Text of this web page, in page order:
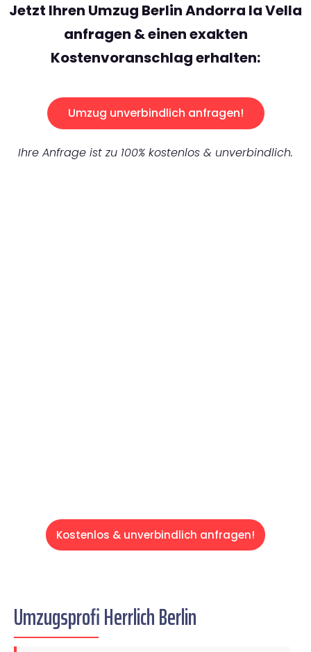
Jetzt Ihren Umzug Berlin Andorra la Vella
anfragen & einen exakten
Kostenvoranschlag erhalten:
Umzug unverbindlich anfragen!
Ihre Anfrage ist zu 100% kostenlos & unverbindlich.
Kostenlos & unverbindlich anfragen!
Umzugsprofi Herrlich Berlin